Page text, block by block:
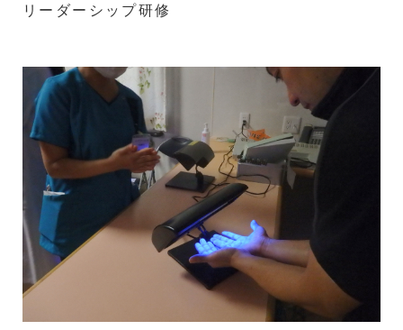
リーダーシップ研修